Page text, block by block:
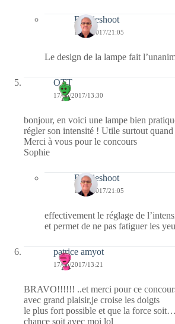
Bernieshoot
17/05/2017/21:05
Le design de la lampe fait
OTT
17/05/2017/13:30
bonjour, en voici une lampe bien
régler son intensité ! Utile surtout quand
Merci à vous pour le concours
Sophie
Bernieshoot
17/05/2017/21:05
effectivement le réglage de
et permet de ne pas fatiguer les
patrice amyot
17/05/2017/13:21
BRAVO!!!!!! ..et merci pour ce
avec grand plaisir,je croise les doigts
le plus fort possible et que la force
chance soit avec moi lol